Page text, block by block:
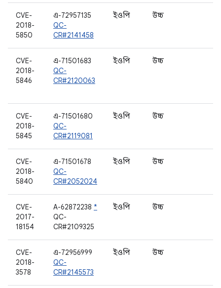
CVE-
2018-
5850
এ-72957135
QC-
CR#2141458
ইওপি উচ্চ
CVE-
2018-
5846
এ-71501683
QC-
CR#2120063
ইওপি উচ্চ
CVE-
2018-
5845
এ-71501680
QC-
CR#2119081
ইওপি উচ্চ
CVE-
2018-
5840
এ-71501678
QC-
CR#2052024
ইওপি উচ্চ
CVE-
2017-
18154
A-62872238 *
QC-
CR#2109325
ইওপি উচ্চ
CVE-
2018-
3578
এ-72956999
QC-
CR#2145573
ইওপি উচ্চ